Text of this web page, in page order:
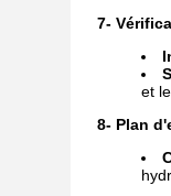
7-
et
8- Plan